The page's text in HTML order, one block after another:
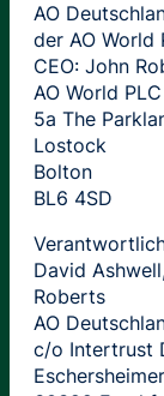
AO
der AO World
CEO: John
AO World PLC
5a The
Lostock
Bolton
BL6 4SD
David
Roberts
AO
c/o Intertrust